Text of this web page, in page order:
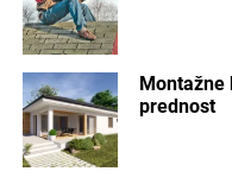
prednost